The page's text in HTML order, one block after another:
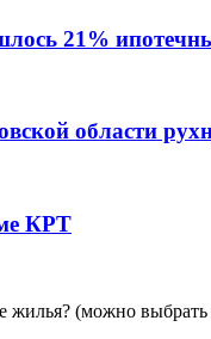
21%
области
КРТ
(можно выбрать